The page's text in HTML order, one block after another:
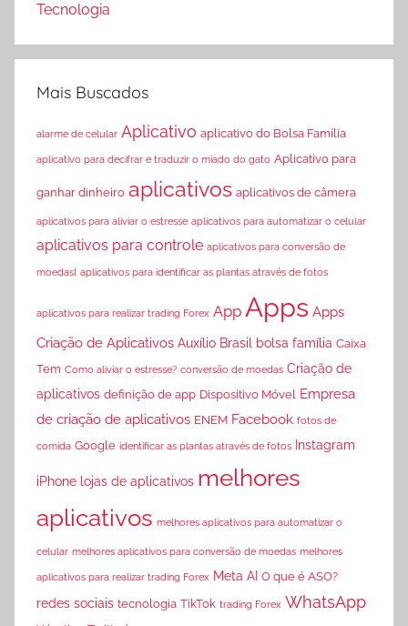
Tecnologia
Mais Buscados
alarme de celular Aplicativo aplicativo do Bolsa Família
aplicativo para decifrar e traduzir o miado do gato Aplicativo para
ganhar dinheiro aplicativos aplicativos de câmera
aplicativos para aliviar o estresse aplicativos para automatizar o celular
aplicativos para controle aplicativos para conversão de
moedas[ aplicativos para identificar as plantas através de fotos
aplicativos para realizar trading Forex App Apps Apps
Criação de Aplicativos Auxílio Brasil bolsa família Caixa
Tem Como aliviar o estresse? conversão de moedas Criação de
aplicativos definição de app Dispositivo Móvel Empresa
de criação de aplicativos ENEM Facebook fotos de
comida Google identificar as plantas através de fotos Instagram
iPhone lojas de aplicativos melhores
aplicativos melhores aplicativos para automatizar o
celular melhores aplicativos para conversão de moedas melhores
aplicativos para realizar trading Forex Meta AI O que é ASO?
redes sociais tecnologia TikTok trading Forex WhatsApp